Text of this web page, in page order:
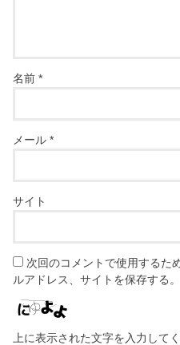
名前*
メール*
サイト
次回のコメントで使用するた
ルアドレス、サイトを保存する。
上に表示された文字を入力して